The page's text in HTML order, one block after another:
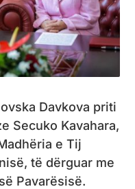
Davkova priti
Secuko Kavahara,
e Tij
të dërguar me
Pavarësisë.